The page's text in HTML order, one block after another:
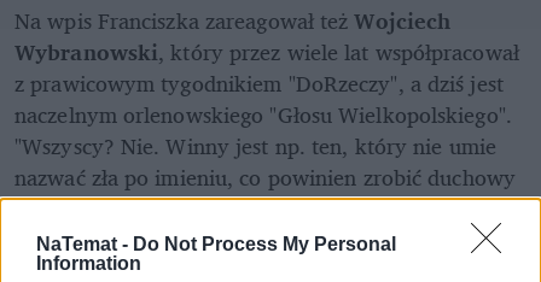
NaTemat - Do Not Process My Personal
Information
Na wpis Franciszka zareagował też Wojciech
Wybranowski, który przez wiele lat współpracował
z prawicowym tygodnikiem "DoRzeczy", a dziś jest
naczelnym orlenowskiego "Głosu Wielkopolskiego".
"Wszyscy? Nie. Winny jest np. ten, który nie umie
nazwać zła po imieniu, co powinien zrobić duchowy
przywódca" – stwierdził publicysta.
REKLAMA